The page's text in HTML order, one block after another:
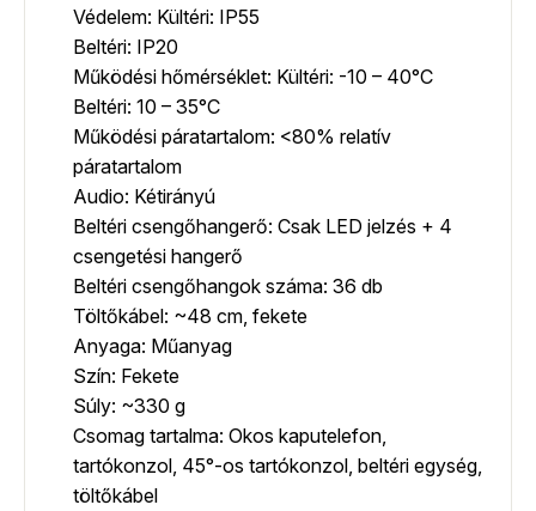
Védelem: Kültéri: IP55
Beltéri: IP20
Működési hőmérséklet: Kültéri: -10 – 40°C
Beltéri: 10 – 35°C
Működési páratartalom: <80% relatív
páratartalom
Audio: Kétirányú
Beltéri csengőhangerő: Csak LED jelzés + 4
csengetési hangerő
Beltéri csengőhangok száma: 36 db
Töltőkábel: ~48 cm, fekete
Anyaga: Műanyag
Szín: Fekete
Súly: ~330 g
Csomag tartalma: Okos kaputelefon,
tartókonzol, 45°-os tartókonzol, beltéri egység,
töltőkábel